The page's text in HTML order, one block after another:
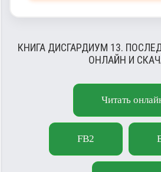
КНИГА ДИСГАРДИУМ 13.
ОНЛАЙН И
Читать
FB2